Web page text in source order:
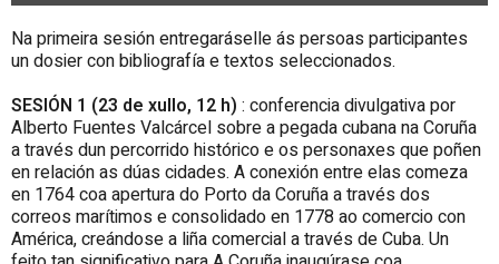
Na primeira sesión entregaráselle ás persoas participantes
un dosier con bibliografía e textos seleccionados.
SESIÓN 1 (23 de xullo, 12 h) : conferencia divulgativa por
Alberto Fuentes Valcárcel sobre a pegada cubana na Coruña
a través dun percorrido histórico e os personaxes que poñen
en relación as dúas cidades. A conexión entre elas comeza
en 1764 coa apertura do Porto da Coruña a través dos
correos marítimos e consolidado en 1778 ao comercio con
América, creándose a liña comercial a través de Cuba. Un